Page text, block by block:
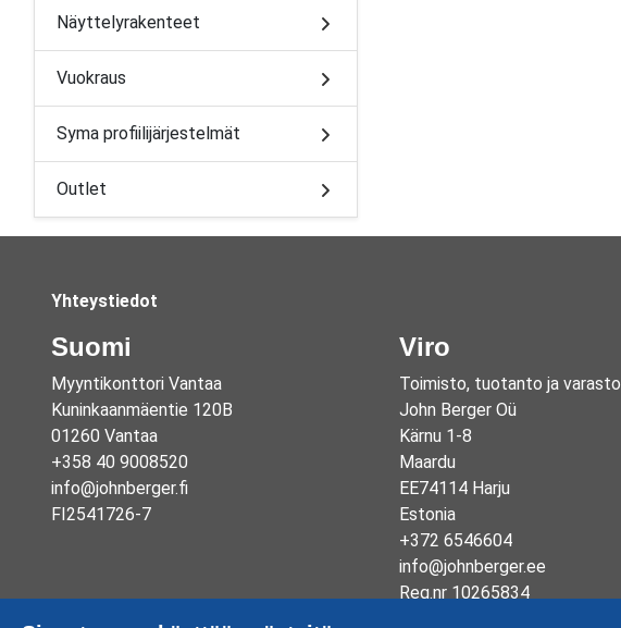
Näyttelyrakenteet
Vuokraus
Syma profiilijärjestelmät
Outlet
Yhteystiedot
Suomi
Myyntikonttori Vantaa
Kuninkaanmäentie 120B
01260 Vantaa
+358 40 9008520
info@johnberger.fi
FI2541726-7
Viro
Toimisto, tuotanto ja varasto
John Berger Oü
Kärnu 1-8
Maardu
EE74114 Harju
Estonia
+372 6546604
info@johnberger.ee
Reg.nr 10265834